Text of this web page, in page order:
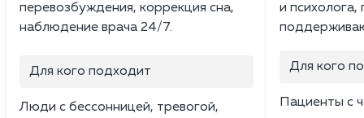
перевозбуждения, коррекция сна,
наблюдение врача 24/7.
Для кого подходит
Люди с бессонницей, тревогой,
и
Для кого
Пациенты с